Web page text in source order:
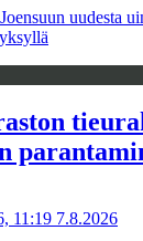
uudesta
11:19 7.8.2026